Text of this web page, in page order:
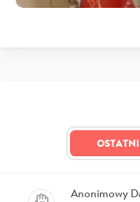
Anonimowy